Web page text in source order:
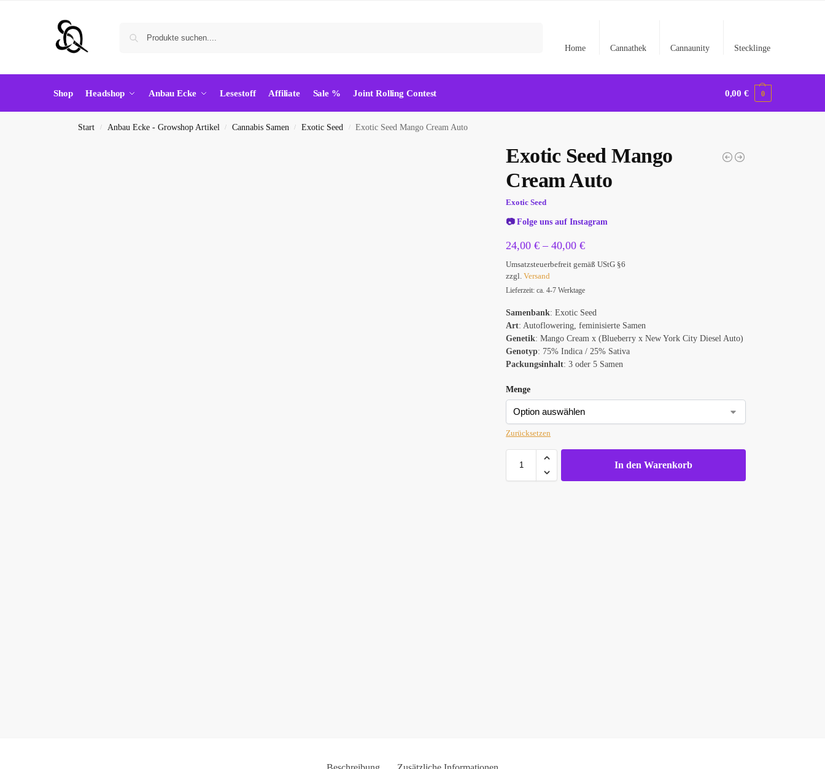
Home Cannathek Cannaunity Stecklinge
Shop Headshop Anbau Ecke Lesestoff Affiliate Sale % Joint Rolling Contest 0,00€ 0
Start / Anbau Ecke - Growshop Artikel / Cannabis Samen / Exotic Seed / Exotic Seed Mango Cream Auto
Exotic Seed Mango
Cream Auto
Exotic Seed
📷Folge uns auf Instagram
24,00€ –40,00€
Umsatzsteuerbefreit gemäß UStG §6
zzgl.Versand
Lieferzeit: ca. 4-7 Werktage
Samenbank: Exotic Seed
Art: Autoflowering, feminisierte Samen
Genetik: Mango Cream x (Blueberry x New York City Diesel Auto)
Genotyp: 75% Indica / 25% Sativa
Packungsinhalt: 3 oder 5 Samen
Menge
Zurücksetzen
In den Warenkorb